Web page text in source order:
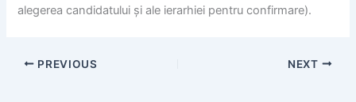
alegerea candidatului și ale ierarhiei pentru confirmare).
PREVIOUS NEXT